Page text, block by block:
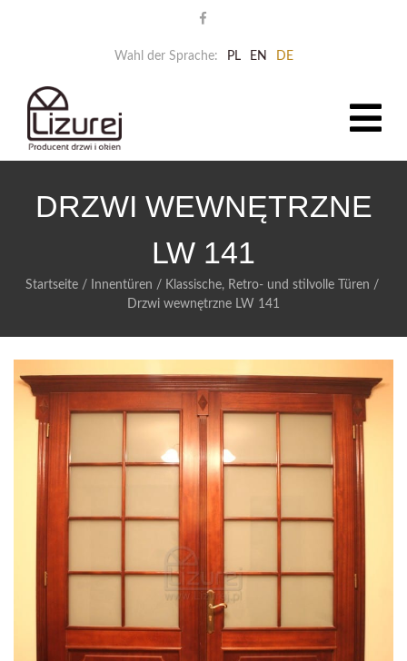
Wahl der Sprache: PL EN DE
DRZWI WEWNĘTRZNE
LW 141
Startseite/ Innentüren / Klassische, Retro- und stilvolle Türen /
Drzwi wewnętrzne LW 141